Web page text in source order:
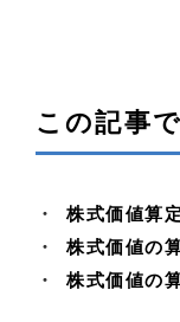
②株式価値算
③株式価値算
②インカム・
③コスト・ア
まとめ
おわりに
この記事
株式価値算
株式価値の
株式価値の